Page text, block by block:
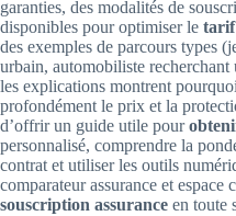
garanties, des modalités de
disponibles pour optimiser le tarif
des exemples de parcours types
urbain, automobiliste recherchant
les explications montrent
profondément le prix et la
d’offrir un guide utile pour
personnalisé, comprendre la
contrat et utiliser les outils
comparateur assurance et
souscription assurance en toute